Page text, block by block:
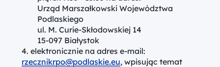
Urząd Marszałkowski Województwa
Podlaskiego
ul. M. Curie-Skłodowskiej 14
15-097 Białystok
elektronicznie na adres e-mail:
rzecznikrpo@podlaskie.eu, wpisując temat